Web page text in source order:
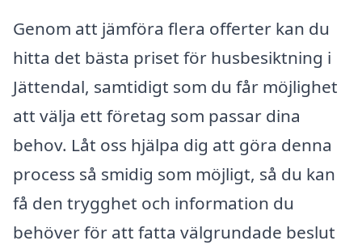
Genom att jämföra flera offerter kan du
hitta det bästa priset för husbesiktning i
Jättendal, samtidigt som du får möjlighet
att välja ett företag som passar dina
behov. Låt oss hjälpa dig att göra denna
process så smidig som möjligt, så du kan
få den trygghet och information du
behöver för att fatta välgrundade beslut